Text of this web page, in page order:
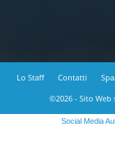
Lo Staff Contatti
©2026 - Sito
Social Media